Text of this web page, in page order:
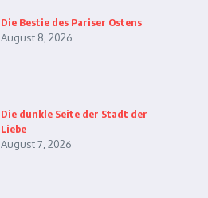
Die Bestie des Pariser Ostens
August 8, 2026
Die dunkle Seite der Stadt der
Liebe
August 7, 2026